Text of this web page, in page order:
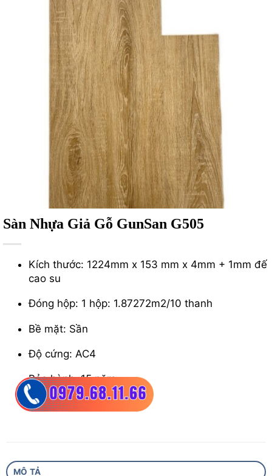
Sàn Nhựa Giả Gỗ GunSan G505
Kích thước: 1224mm x 153 mm x 4mm + 1mm đế
cao su
Đóng hộp: 1 hộp: 1.87272m2/10 thanh
Bề mặt: Sần
Độ cứng: AC4
Bảo hành:15 năm
Công nghệ : Hàn Quốc
MÔ TẢ